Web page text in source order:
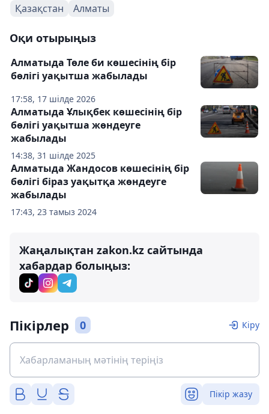
Қазақстан Алматы
Оқи отырыңыз
17:58, 17 шілде 2026
Алматыда Төле би көшесінің бір
бөлігі уақытша жабылады
14:38, 31 шілде 2025
Алматыда Ұлықбек көшесінің бір
бөлігі уақытша жөндеуге
жабылады
17:43, 23 тамыз 2024
Алматыда Жандосов көшесінің бір
бөлігі біраз уақытқа жөндеуге
жабылады
Жаңалықтан zakon.kz сайтында
хабардар болыңыз:
Пікірлер 0 Кіру
Пікір жазу